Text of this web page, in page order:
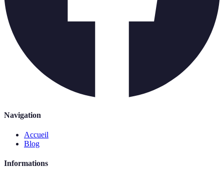
Navigation
Accueil
Blog
Informations